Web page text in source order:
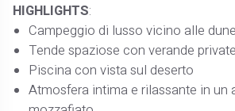
HIGHLIGHTS:
Campeggio di lusso vicino alle
Tende spaziose con verande private
Piscina con vista sul deserto
Atmosfera intima e rilassante in un